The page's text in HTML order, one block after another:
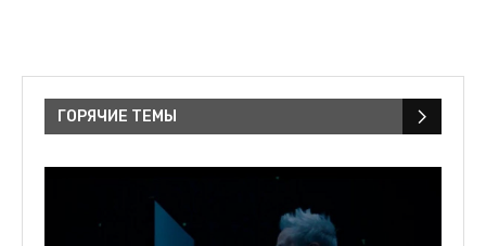
ГОРЯЧИЕ ТЕМЫ